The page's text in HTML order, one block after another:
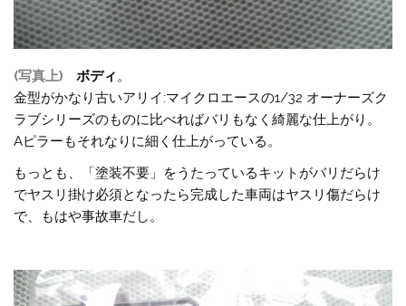
(写真上) ボディ。
金型がかなり古いアリイ:マイクロエースの1/32 オーナーズク
ラブシリーズのものに比べればバリもなく綺麗な仕上がり。
Aピラーもそれなりに細く仕上がっている。
もっとも、「塗装不要」をうたっているキットがバリだらけ
でヤスリ掛け必須となったら完成した車両はヤスリ傷だらけ
で、もはや事故車だし。